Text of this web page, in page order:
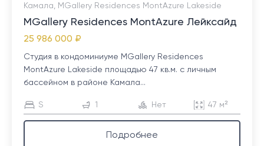
Камала, MGallery Residences MontAzure Lakeside
MGallery Residences MontAzure Лейксайд
25 986 000 ₽
Студия в кондоминиуме MGallery Residences
MontAzure Lakeside площадью 47 кв.м. с личным
бассейном в районе Камала...
S 1 Нет 47 м²
Подробнее